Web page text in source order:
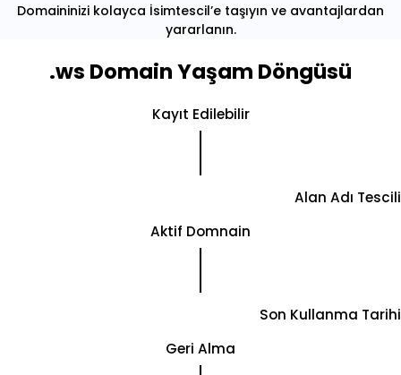
Domaininizi kolayca İsimtescil’e taşıyın ve avantajlardan
yararlanın.
.ws Domain Yaşam Döngüsü
Kayıt Edilebilir
Alan Adı Tescili
Aktif Domnain
Son Kullanma Tarihi
Geri Alma